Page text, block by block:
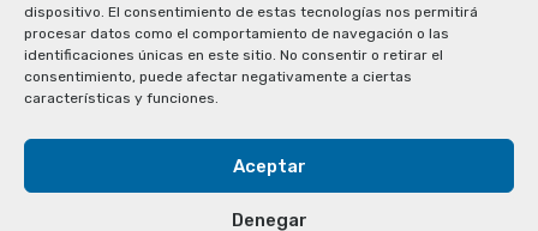
dispositivo. El consentimiento de estas tecnologías nos permitirá
procesar datos como el comportamiento de navegación o las
identificaciones únicas en este sitio. No consentir o retirar el
consentimiento, puede afectar negativamente a ciertas
características y funciones.
Aceptar
Denegar